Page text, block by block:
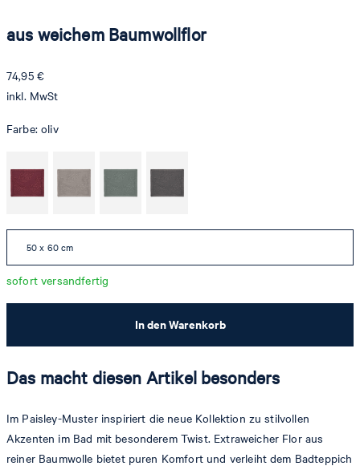
aus weichem Baumwollflor
74,95 €
inkl. MwSt
Farbe:oliv
50 x 60 cm
sofort versandfertig
In den Warenkorb
Das macht diesen Artikel besonders
Im Paisley-Muster inspiriert die neue Kollektion zu stilvollen
Akzenten im Bad mit besonderem Twist. Extraweicher Flor aus
reiner Baumwolle bietet puren Komfort und verleiht dem Badteppich